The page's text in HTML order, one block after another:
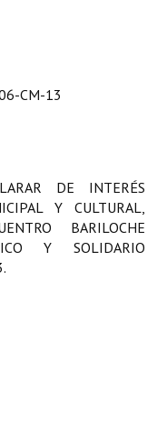
CM-13
DE INTERÉS
Y CULTURAL,
BARILOCHE
Y SOLIDARIO